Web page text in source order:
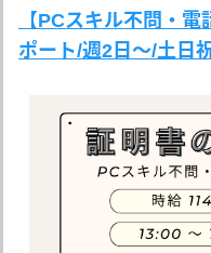
【PCスキル不問・
ポート/週2日～/土日